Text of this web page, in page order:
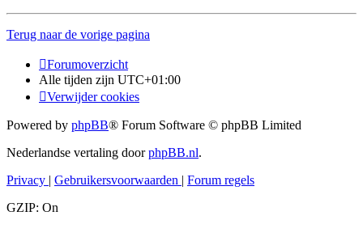
Terug naar de vorige pagina
Forumoverzicht
Alle tijden zijn UTC+01:00
Verwijder cookies
Powered by phpBB® Forum Software © phpBB Limited
Nederlandse vertaling doorphpBB.nl.
Privacy | Gebruikersvoorwaarden | Forum regels
GZIP: On